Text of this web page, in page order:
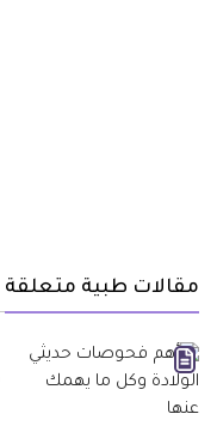
مقالات طبية متعلقة